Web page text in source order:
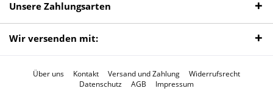
Unsere Zahlungsarten
Wir versenden mit:
Über uns Kontakt Versand und Zahlung
Widerrufsrecht
Datenschutz
AGB Impressum